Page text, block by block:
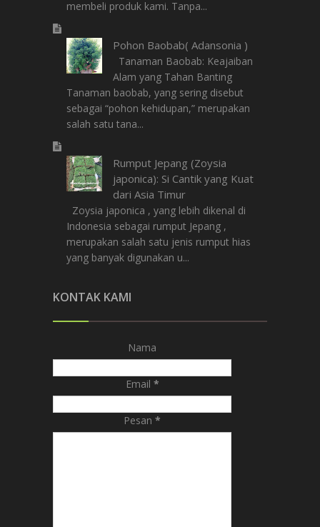
membeli produk kami. Tanpa...
Pohon Baobab( Adansonia )
Tanaman Baobab: Keajaiban
Alam yang Tahan Banting
Tanaman baobab, yang sering disebut
sebagai “pohon kehidupan,” merupakan
salah satu tana...
Rumput Jepang (Zoysia
japonica): Si Cantik yang Kuat
dari Asia Timur
Zoysia japonica , yang lebih dikenal di
Indonesia sebagai rumput Jepang ,
merupakan salah satu jenis rumput hias
yang banyak digunakan u...
KONTAK KAMI
Nama
Email *
Pesan *